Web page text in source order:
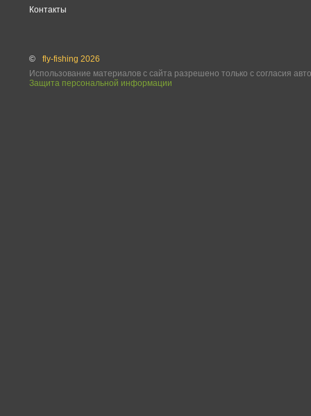
Контакты
©
fly-fishing 2026
Использование материалов с сайта разрешено только с согласия
Защита персональной информации